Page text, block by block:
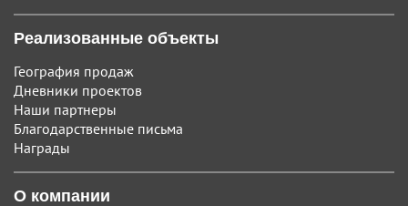
Реализованные объекты
География продаж
Дневники проектов
Наши партнеры
Благодарственные письма
Награды
О компании